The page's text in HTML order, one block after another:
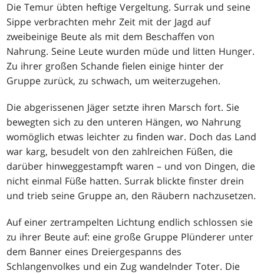
Die Temur übten heftige Vergeltung. Surrak und seine
Sippe verbrachten mehr Zeit mit der Jagd auf
zweibeinige Beute als mit dem Beschaffen von
Nahrung. Seine Leute wurden müde und litten Hunger.
Zu ihrer großen Schande fielen einige hinter der
Gruppe zurück, zu schwach, um weiterzugehen.
Die abgerissenen Jäger setzte ihren Marsch fort. Sie
bewegten sich zu den unteren Hängen, wo Nahrung
womöglich etwas leichter zu finden war. Doch das Land
war karg, besudelt von den zahlreichen Füßen, die
darüber hinweggestampft waren – und von Dingen, die
nicht einmal Füße hatten. Surrak blickte finster drein
und trieb seine Gruppe an, den Räubern nachzusetzen.
Auf einer zertrampelten Lichtung endlich schlossen sie
zu ihrer Beute auf: eine große Gruppe Plünderer unter
dem Banner eines Dreiergespanns des
Schlangenvolkes und ein Zug wandelnder Toter. Die